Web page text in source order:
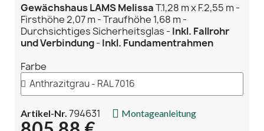
Gewächshaus LAMS MelissaT.1,28 m x F.2,55 m -
Firsthöhe 2,07 m - Traufhöhe 1,68 m -
Durchsichtiges Sicherheitsglas - Inkl. Fallrohr
und Verbindung- Inkl. Fundamentrahmen
Farbe
Artikel-Nr. 794631 Montageanleitung